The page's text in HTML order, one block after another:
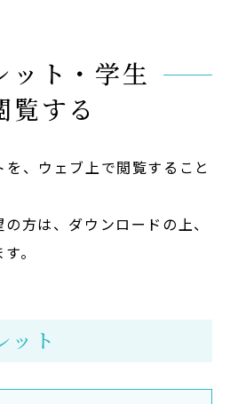
覧する
、ウェブ上で閲覧すること
方は、ダウンロードの上、
。
ット